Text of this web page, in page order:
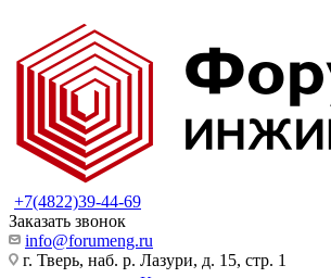
+7(4822)39-44-69
Заказать звонок
info@forumeng.ru
г. Тверь, наб. р. Лазури, д. 15, стр. 1